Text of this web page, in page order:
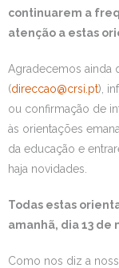
continuarem a
atenção a estas
Agradecemos ainda
(direccao@crsi.pt),
ou confirmação de
às orientações
da educação e
haja novidades.
Todas estas
amanhã, dia 13 de
Como nos diz a